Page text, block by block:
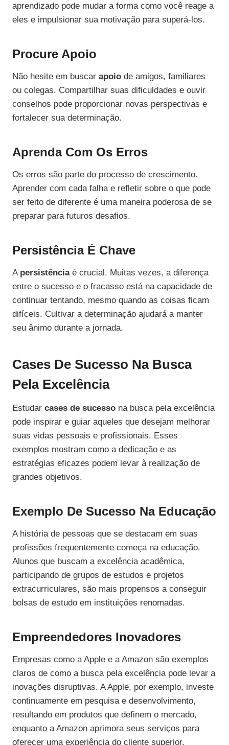
aprendizado pode mudar a forma como você reage a
eles e impulsionar sua motivação para superá-los.
Procure Apoio
Não hesite em buscar apoio de amigos, familiares
ou colegas. Compartilhar suas dificuldades e ouvir
conselhos pode proporcionar novas perspectivas e
fortalecer sua determinação.
Aprenda Com Os Erros
Os erros são parte do processo de crescimento.
Aprender com cada falha e refletir sobre o que pode
ser feito de diferente é uma maneira poderosa de se
preparar para futuros desafios.
Persistência É Chave
A persistênciaé crucial. Muitas vezes, a diferença
entre o sucesso e o fracasso está na capacidade de
continuar tentando, mesmo quando as coisas ficam
difíceis. Cultivar a determinação ajudará a manter
seu ânimo durante a jornada.
Cases De Sucesso Na Busca
Pela Excelência
Estudar cases de sucesso na busca pela excelência
pode inspirar e guiar aqueles que desejam melhorar
suas vidas pessoais e profissionais. Esses
exemplos mostram como a dedicação e as
estratégias eficazes podem levar à realização de
grandes objetivos.
Exemplo De Sucesso Na Educação
A história de pessoas que se destacam em suas
profissões frequentemente começa na educação.
Alunos que buscam a excelência acadêmica,
participando de grupos de estudos e projetos
extracurriculares, são mais propensos a conseguir
bolsas de estudo em instituições renomadas.
Empreendedores Inovadores
Empresas como a Apple e a Amazon são exemplos
claros de como a busca pela excelência pode levar a
inovações disruptivas. A Apple, por exemplo, investe
continuamente em pesquisa e desenvolvimento,
resultando em produtos que definem o mercado,
enquanto a Amazon aprimora seus serviços para
oferecer uma experiência do cliente superior.